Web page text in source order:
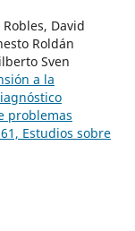
David
Roldán
Sven
a la
problemas
Estudios sobre